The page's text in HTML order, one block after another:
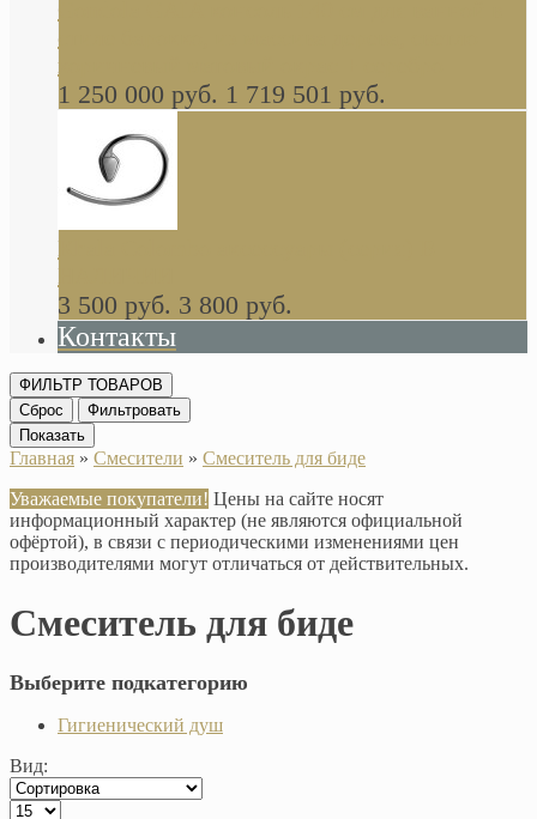
стиле барокко, из массива дерева, светло
коричневый матовый окрас + серебро
1 250 000 руб. 1 719 501 руб.
Khala Colombo аксессуары (серия) В
НАЛИЧИИ
3 500 руб. 3 800 руб.
Контакты
ФИЛЬТР ТОВАРОВ
Сброс
Фильтровать
Показать
Главная » Смесители » Смеситель для биде
Уважаемые покупатели! Цены на сайте носят
информационный характер (не являются официальной
офёртой), в связи с периодическими изменениями цен
производителями могут отличаться от действительных.
Смеситель для биде
Выберите подкатегорию
Гигиенический душ
Вид: